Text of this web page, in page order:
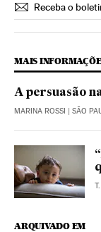
Receba o
MAIS
A persuasão
MARINA ROSSI | SÃO
ARQUIVADO EM